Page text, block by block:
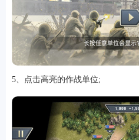
排行
角色扮演小游戏 恋爱养成沙盒模组
益智休闲冒险解谜街机格斗模拟
影音播放游戏辅助摄影美
趣味新闻阅读 考试学习AI软件健康
5、点击高亮的作战单位;